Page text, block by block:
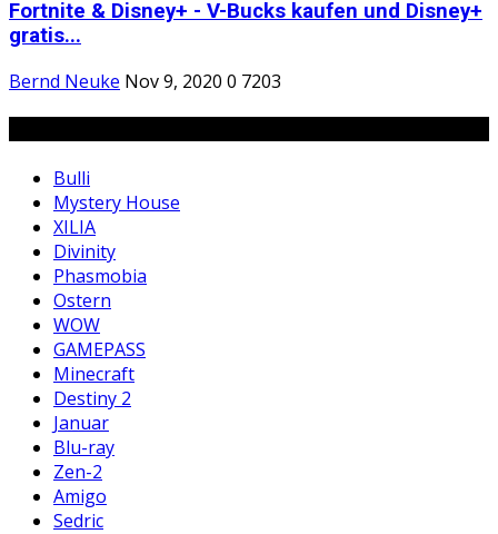
Fortnite & Disney+ - V-Bucks kaufen und Disney+
gratis...
Bernd Neuke Nov 9, 2020 0 7203
Bulli
Mystery House
XILIA
Divinity
Phasmobia
Ostern
WOW
GAMEPASS
Minecraft
Destiny 2
Januar
Blu-ray
Zen-2
Amigo
Sedric